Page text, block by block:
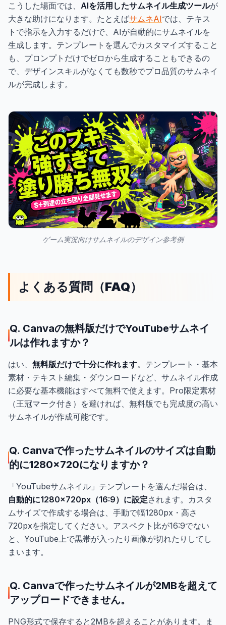
こうした場面では、 AIを活用したサムネイル生成ツールが
大きな助けになります。たとえばサムネAIでは、テキス
トで指示を入力するだけで、AIが自動的にサムネイルを
生成します。テンプレートを選んでカスタマイズすること
も、プロンプトだけでゼロから生成することもできるの
で、デザインスキルがなくても数秒でプロ品質のサムネイ
ルが完成します。
ゲーム実況向けサムネイルのデザイン参考例
よくある質問（FAQ）
Q. Canvaの無料版だけでYouTubeサムネイ
ルは作れますか？
はい、 無料版だけで十分に作れます。テンプレート・基本
素材・テキスト編集・ダウンロードなど、サムネイル作成
に必要な基本機能はすべて無料で使えます。Pro限定素材
（王冠マーク付き）を避ければ、無料版でも完成度の高い
サムネイルが作成可能です。
Q. Canvaで作ったサムネイルのサイズは自動
的に1280×720になりますか？
「YouTubeサムネイル」テンプレートを選んだ場合は、
自動的に1280×720px（16:9）に設定されます。カスタ
ムサイズで作成する場合は、手動で幅1280px・高さ
720pxを指定してください。アスペクト比が16:9でない
と、YouTube上で黒帯が入ったり画像が切れたりしてし
まいます。
Q. Canvaで作ったサムネイルが2MBを超えて
アップロードできません。
PNG形式で保存すると2MBを超えることがあります。ま